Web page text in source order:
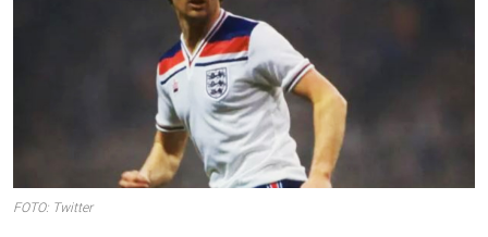
FOTO: Twitter